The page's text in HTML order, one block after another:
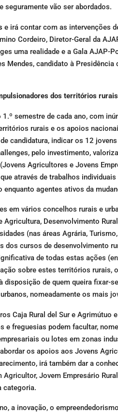
seguramente vão ser abordados.
e irá contar com as intervenções
Cordeiro, Diretor-Geral da
uma realidade e a Gala AJAP-
Mendes, candidato à Presidência
dos territórios rurais
semestre de cada ano, com
rurais e os apoios
candidatura, indicar os 12
pelo investimento,
Agricultores e Jovens
através de trabalhos
agentes ativos da
em vários concelhos rurais e
Desenvolvimento
(nas áreas Agrária,
dos cursos de desenvolvimento
de todas estas ações
sobre estes territórios rurais,
de quem queira fixar-
nomeadamente os mais
Caja Rural del Sur e Agrimútuo
freguesias podem facultar,
ou lotes em zonas
os apoios aos Jovens
irá também dar a
Jovem Empresário
categoria.
a inovação, o